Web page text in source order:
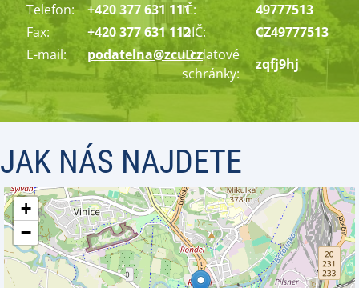
Telefon:+420 377 631 111
Fax:
+420 377 631 112
E-mail:
podatelna@zcu.cz
IČ:
49777513
DIČ:
CZ49777513
ID datové
schránky:
zqfj9hj
JAK NÁS NAJDETE
+
−